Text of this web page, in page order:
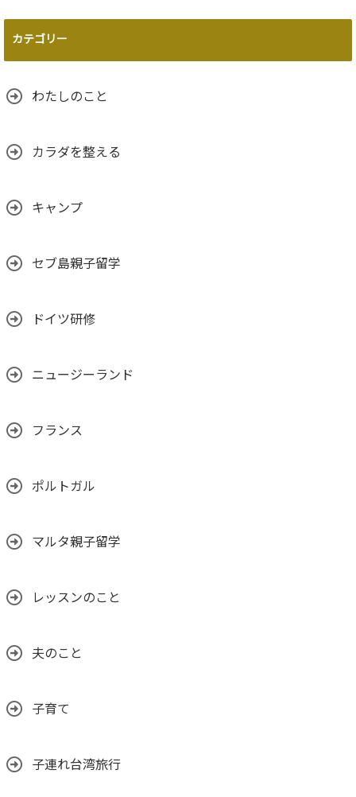
カテゴリー
わたしのこと
カラダを整える
キャンプ
セブ島親子留学
ドイツ研修
ニュージーランド
フランス
ポルトガル
マルタ親子留学
レッスンのこと
夫のこと
子育て
子連れ台湾旅行